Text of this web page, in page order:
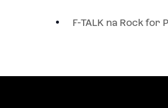
F-TALK na Rock for